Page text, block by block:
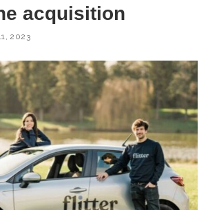
acquisition
2023